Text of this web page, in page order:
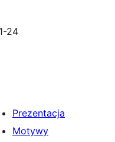
24
Prezentacja
Motywy